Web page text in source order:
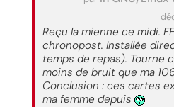
Reçu la mienne ce midi.
chronopost. Installée
temps de repas). Tourne
moins de bruit que ma
Conclusion : ces cartes
ma femme depuis